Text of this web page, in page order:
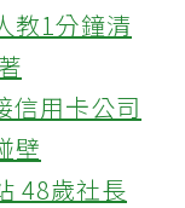
教1分鐘清
信用卡公司
壁
48歲社長